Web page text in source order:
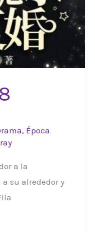
, Época
a la
su alrededor y